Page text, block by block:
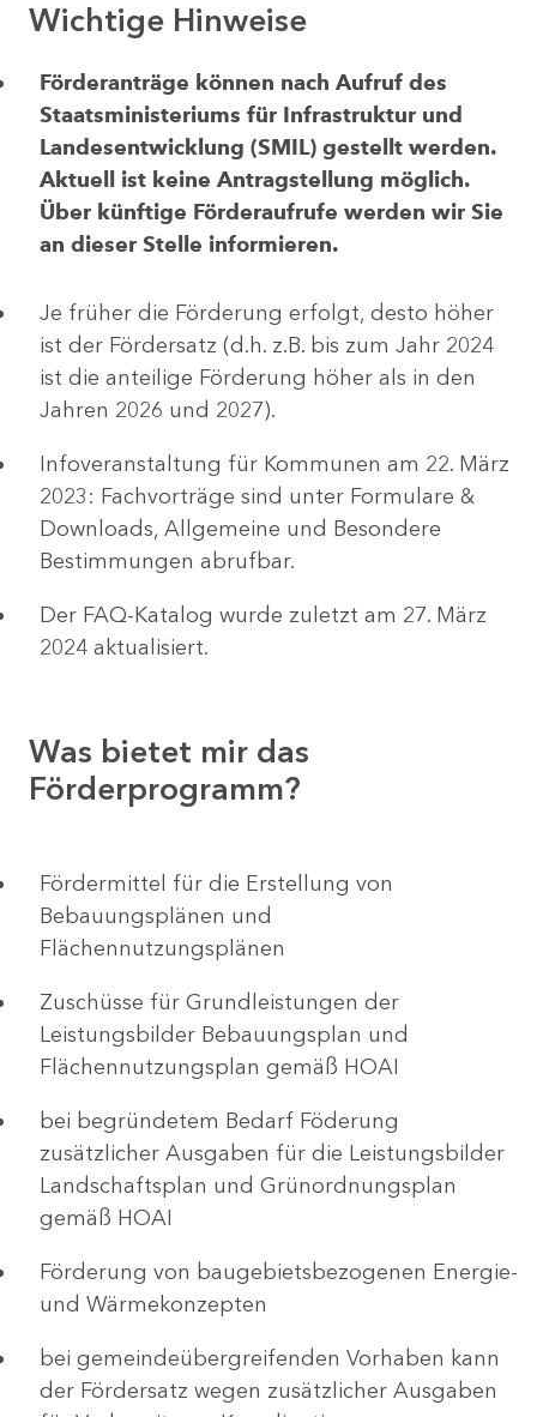
Wichtige Hinweise
Förderanträge können nach Aufruf des
Staatsministeriums für Infrastruktur und
Landesentwicklung (SMIL) gestellt werden.
Aktuell ist keine Antragstellung möglich.
Über künftige Förderaufrufe werden wir Sie
an dieser Stelle informieren.
Je früher die Förderung erfolgt, desto höher
ist der Fördersatz (d.h. z.B. bis zum Jahr 2024
ist die anteilige Förderung höher als in den
Jahren 2026 und 2027).
Infoveranstaltung für Kommunen am 22. März
2023: Fachvorträge sind unter Formulare &
Downloads, Allgemeine und Besondere
Bestimmungen abrufbar.
Der FAQ-Katalog wurde zuletzt am 27. März
2024 aktualisiert.
Was bietet mir das
Förderprogramm?
Fördermittel für die Erstellung von
Bebauungsplänen und
Flächennutzungsplänen
Zuschüsse für Grundleistungen der
Leistungsbilder Bebauungsplan und
Flächennutzungsplan gemäß HOAI
bei begründetem Bedarf Föderung
zusätzlicher Ausgaben für die Leistungsbilder
Landschaftsplan und Grünordnungsplan
gemäß HOAI
Förderung von baugebietsbezogenen Energie-
und Wärmekonzepten
bei gemeindeübergreifenden Vorhaben kann
der Fördersatz wegen zusätzlicher Ausgaben